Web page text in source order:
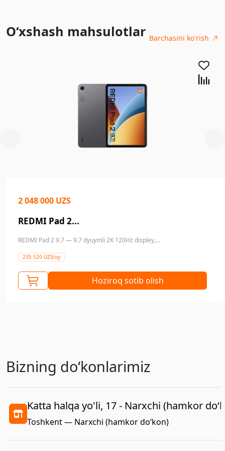
O‘xshash mahsulotlar Barchasini ko'rish
2 048 000 UZS
REDMI Pad 2...
REDMI Pad 2 9.7 — 9.7 dyuymli 2K 120Hz displey,...
235 520 UZS/oy
Hoziroq sotib olish
Bizning doʻkonlarimiz
Katta halqa yo'li, 17 - Narxchi (hamkor
Toshkent — Narxchi (hamkor do‘kon)